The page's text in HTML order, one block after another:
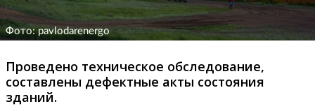
Фото: pavlodarenergo
Проведено техническое обследование,
составлены дефектные акты состояния
зданий.